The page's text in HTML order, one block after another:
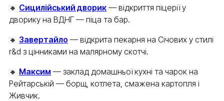
🔸 Сицилійський дворик — відкриття піцерії у
дворику на ВДНГ — піца та бар.
🔸 Завертайло — відкрита пекарня на Січових у стилі
r&d з цінниками на малярному скотчі.
🔸 Максим — заклад домашньої кухні та чарок на
Рейтарській — борщ, котлета, смажена картопля і
Живчик.